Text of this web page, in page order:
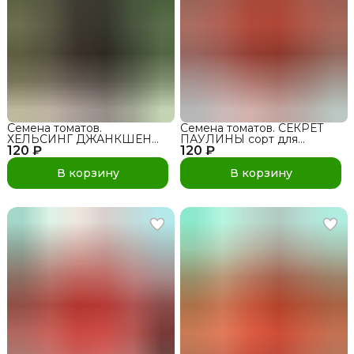
120 ₽
Семена томатов.
ХЕЛЬСИНГ ДЖАНКШЕН
БЛЮ сорт для открытого
грунта и теплиц
В корзину
120 ₽
Семена томатов. СЕКРЕТ
ПАУЛИНЫ сорт для
открытого грунта и теплиц
В корзину